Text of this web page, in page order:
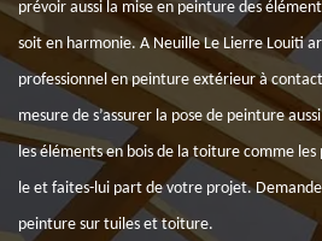
prévoir aussi la mise en peinture des
soit en harmonie. A Neuille Le Lierre Louiti
professionnel en peinture extérieur à
mesure de s’assurer la pose de peinture
les éléments en bois de la toiture comme
le et faites-lui part de votre projet.
peinture sur tuiles et toiture.